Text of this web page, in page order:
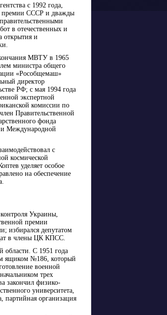
с 1992 года,
премии СССР и дважды
в отечественных и
открытия и
МВТУ в 1965
министра общего
«Рособщемаш»
директор
РФ; с мая 1994 года
экспертной
комиссии по
Правительственной
фонда
и Международной
с
космической
уделяет особое
на обеспечение
Украины,
премии
избирался депутатом
в члены ЦК КПСС.
области. С 1951 года
ящиком №186, который
военной
трех
закончил физико-
университета,
партийная организация